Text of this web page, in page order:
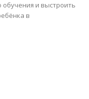
обучения и выстроить
в